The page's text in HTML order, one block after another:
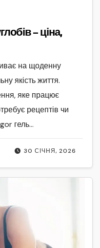
– ціна,
30 СІЧНЯ, 2026
на щоденну
якість життя.
яке працює
рецептів чи
гель…